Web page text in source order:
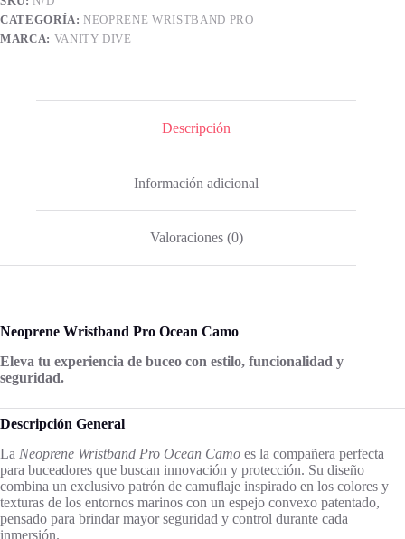
CATEGORÍA:NEOPRENE WRISTBAND PRO
MARCA: VANITY DIVE
Descripción
Información adicional
Valoraciones (0)
Neoprene Wristband Pro Ocean Camo
Eleva tu experiencia de buceo con estilo, funcionalidad y
seguridad.
Descripción General
La Neoprene Wristband Pro Ocean Camo es la compañera perfecta
para buceadores que buscan innovación y protección. Su diseño
combina un exclusivo patrón de camuflaje inspirado en los colores y
texturas de los entornos marinos con un espejo convexo patentado,
pensado para brindar mayor seguridad y control durante cada
inmersión.